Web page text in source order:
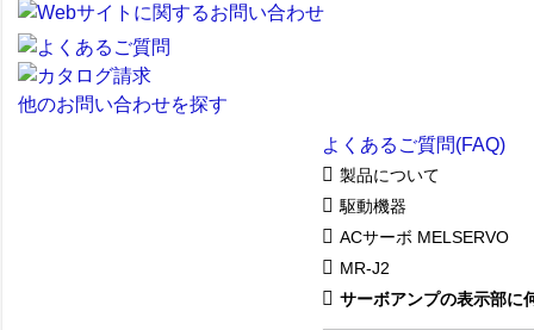
他のお問い合わせを探す
よくあるご質問(FAQ)
製品について
駆動機器
ACサーボ MELSERVO
MR-J2
サーボアンプの表示部に